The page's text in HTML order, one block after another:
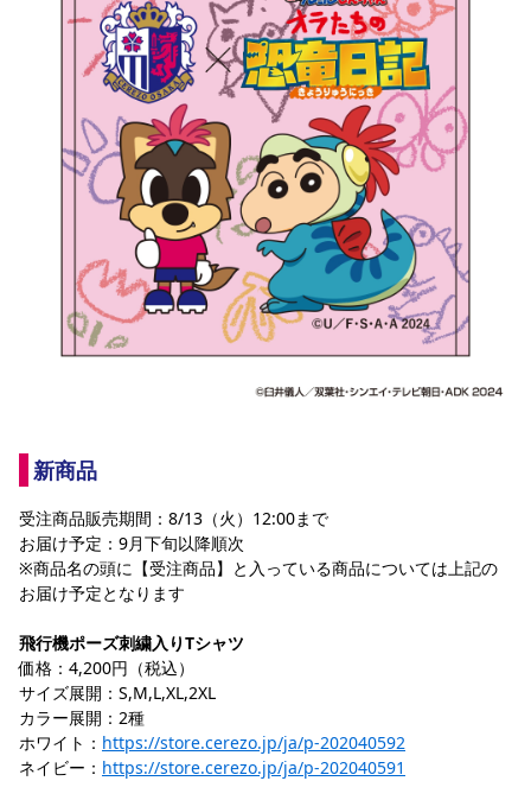
新商品
受注商品販売期間：8/13（火）12:00まで
お届け予定：9月下旬以降順次
※商品名の頭に【受注商品】と入っている商品については上記の
お届け予定となります
飛行機ポーズ刺繍入りTシャツ
価格：4,200円（税込）
サイズ展開：S,M,L,XL,2XL
カラー展開：2種
ホワイト： https://store.cerezo.jp/ja/p-202040592
ネイビー： https://store.cerezo.jp/ja/p-202040591